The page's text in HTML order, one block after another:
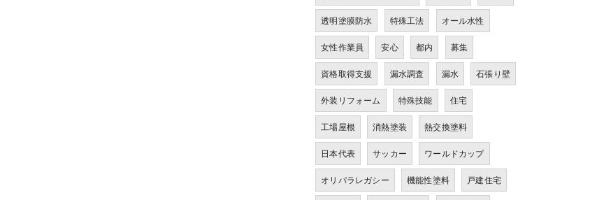
透明塗膜防水 特殊工法 オール水性
女性作業員 安心 都内 募集
資格取得支援 漏水調査 漏水 石張り壁
外装リフォーム 特殊技能 住宅
工場屋根 消熱塗装 熱交換塗料
日本代表 サッカー ワールドカップ
オリパラレガシー 機能性塗料 戸建住宅